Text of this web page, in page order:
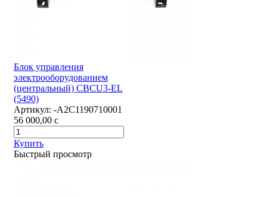
Блок управления
электрооборудованием
(центральный) CBCU3-EL
(5490)
Артикул: -А2С1190710001
56 000,00 c
Купить
Быстрый просмотр